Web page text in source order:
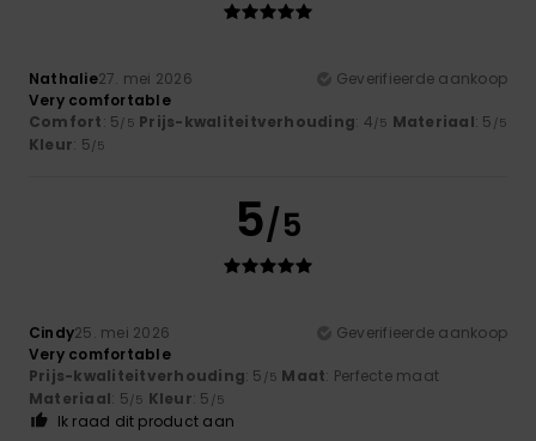
Nathalie27. mei 2026
Geverifieerde aankoop
Very comfortable
Comfort: 5/5 Prijs-kwaliteitverhouding: 4/5 Materiaal: 5 /5
Kleur: 5/5
5/5
Cindy25. mei 2026
Geverifieerde aankoop
Very comfortable
Prijs-kwaliteitverhouding: 5 /5 Maat: Perfecte maat
Materiaal: 5/5 Kleur: 5 /5
Ik raad dit product aan